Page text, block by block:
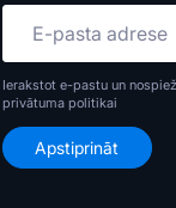
Ierakstot e-pastu un
privātuma politikai